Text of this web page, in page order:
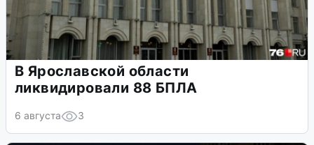
В Ярославской области
ликвидировали 88 БПЛА
6 августа 3